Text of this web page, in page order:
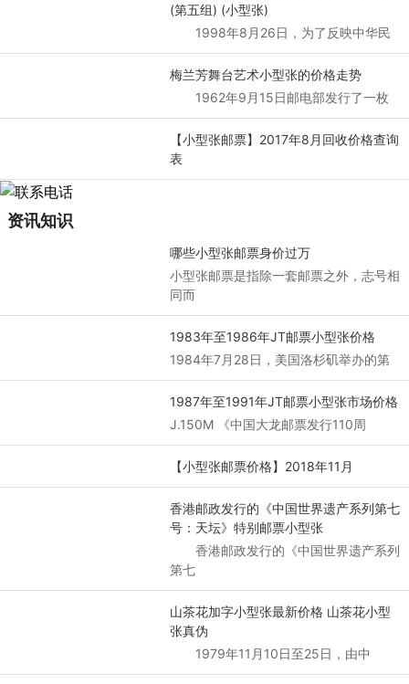
(第五组) (小型张)
1998年8月26日，为了反映中华民
梅兰芳舞台艺术小型张的价格走势
1962年9月15日邮电部发行了一枚
【小型张邮票】2017年8月回收价格查询
表
资讯知识
哪些小型张邮票身价过万
小型张邮票是指除一套邮票之外，志号相
同而
1983年至1986年JT邮票小型张价格
1984年7月28日，美国洛杉矶举办的第
1987年至1991年JT邮票小型张市场价格
J.150M 《中国大龙邮票发行110周
【小型张邮票价格】2018年11月
香港邮政发行的《中国世界遗产系列第七
号：天坛》特别邮票小型张
香港邮政发行的《中国世界遗产系列
第七
山茶花加字小型张最新价格 山茶花小型
张真伪
1979年11月10日至25日，由中